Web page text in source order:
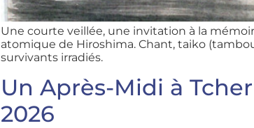
Une courte veillée, une invitation à la
atomique de Hiroshima. Chant, taiko
survivants irradiés.
Un Après-Midi à
2026